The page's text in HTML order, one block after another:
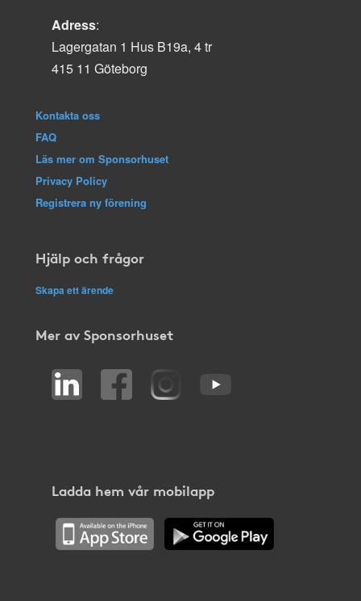
Adress:
Lagergatan 1 Hus B19a, 4 tr
415 11 Göteborg
Kontakta oss
FAQ
Läs mer om Sponsorhuset
Privacy Policy
Registrera ny förening
Hjälp och frågor
Skapa ett ärende
Mer av Sponsorhuset
Ladda hem vår mobilapp